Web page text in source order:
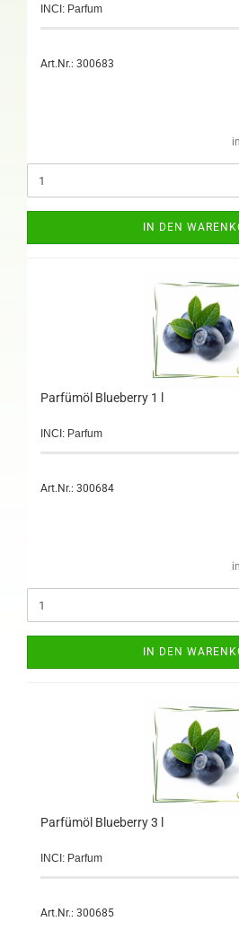
INCI: Parfum
Art.Nr.: 300683
IN DEN
Parfümöl Blueberry 1 l
INCI: Parfum
Art.Nr.: 300684
IN DEN
Parfümöl Blueberry 3 l
INCI: Parfum
Art.Nr.: 300685